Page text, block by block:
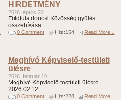
HIRDETMÉNY
2026. április 22.
Földtulajdonosi Közösség gyűlés
összehívása.
0 Comment Hits:154 Read More...
Meghívó Képviselő-testületi
ülésre
2026. február 10.
Meghívó Képviselő-testületi ülésre
2026.02.12
0 Comment Hits:228 Read More...